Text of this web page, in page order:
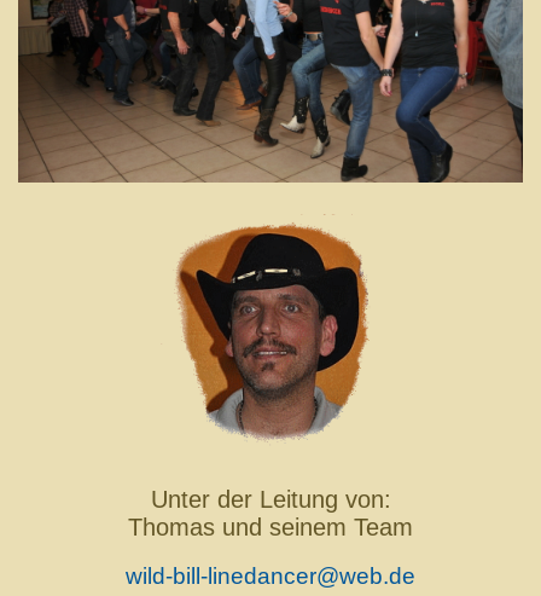
Unter der Leitung von:
Thomas und seinem Team
wild-bill-linedancer@web.de